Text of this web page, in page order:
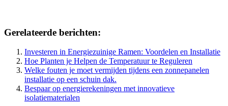
Gerelateerde berichten:
Investeren in Energiezuinige Ramen: Voordelen en Installatie
Hoe Planten je Helpen de Temperatuur te Reguleren
Welke fouten je moet vermijden tijdens een zonnepanelen
installatie op een schuin dak.
Bespaar op energierekeningen met innovatieve
isolatiematerialen